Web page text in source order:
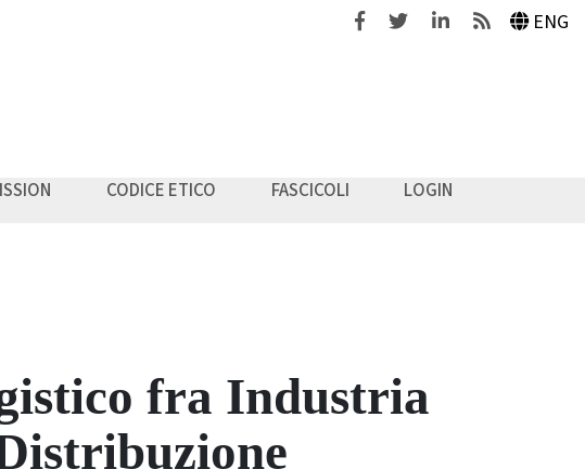
FacebookTwitterLinkedinFeeds ENG
CODICE ETICO FASCICOLI
LOGIN
fra Industria